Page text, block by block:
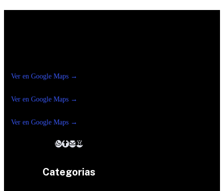
Ver en Google Maps →
Ver en Google Maps →
Ver en Google Maps →
Categorias